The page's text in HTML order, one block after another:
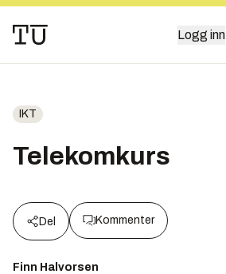
Logg inn
IKT
Telekomkurs
Del Kommenter
Finn Halvorsen